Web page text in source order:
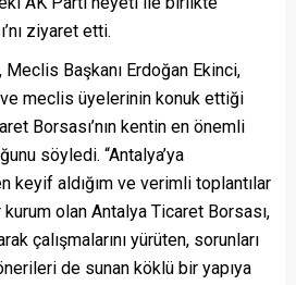
ziyaret etti.
Meclis Başkanı Erdoğan Ekinci,
meclis üyelerinin konuk ettiği
Borsası’nın kentin en önemli
söyledi. “Antalya’ya
aldığım ve verimli toplantılar
olan Antalya Ticaret Borsası,
çalışmalarını yürüten, sorunları
de sunan köklü bir yapıya